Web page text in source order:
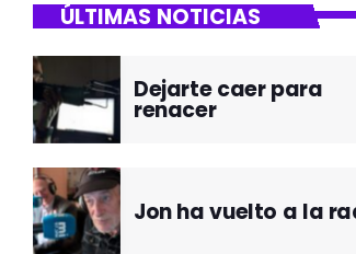
ÚLTIMAS NOTICIAS
Dejarte caer para
renacer
Jon ha vuelto a la